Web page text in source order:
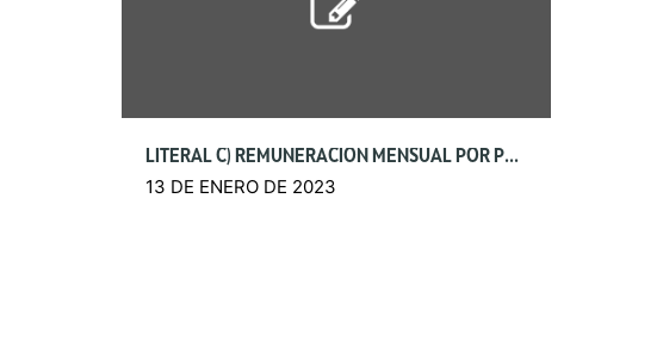
LITERAL C) REMUNERACIÓN MENSUAL POR PUESTO
13 DE ENERO DE 2023